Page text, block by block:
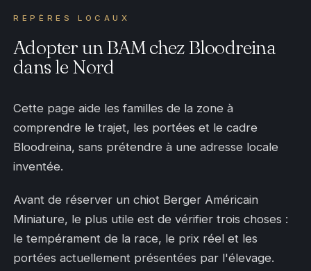
REPÈRES LOCAUX
Adopter un BAM chez Bloodreina
dans le Nord
Cette page aide les familles de la zone à
comprendre le trajet, les portées et le cadre
Bloodreina, sans prétendre à une adresse locale
inventée.
Avant de réserver un chiot Berger Américain
Miniature, le plus utile est de vérifier trois choses :
le tempérament de la race, le prix réel et les
portées actuellement présentées par l'élevage.